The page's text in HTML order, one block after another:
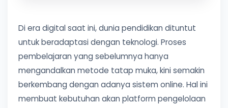
Di era digital saat ini, dunia pendidikan dituntut
untuk beradaptasi dengan teknologi. Proses
pembelajaran yang sebelumnya hanya
mengandalkan metode tatap muka, kini semakin
berkembang dengan adanya sistem online. Hal ini
membuat kebutuhan akan platform pengelolaan